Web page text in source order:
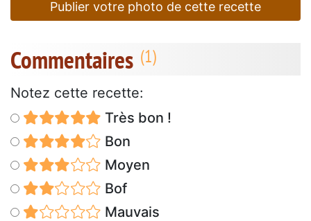
Publier votre photo de cette recette
Commentaires
Notez cette recette:
Très bon !
Bon
Moyen
Bof
Mauvais